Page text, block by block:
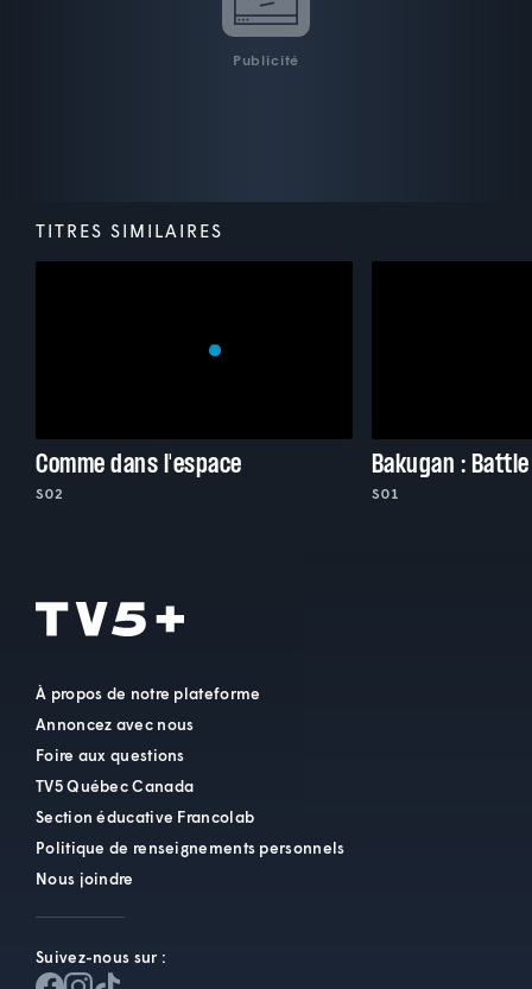
Publicité
TITRES SIMILAIRES
Comme dans l'espace
S02
Bakugan :
S01
À propos de notre plateforme
Annoncez avec nous
Foire aux questions
TV5 Québec Canada
Section éducative Francolab
Politique de renseignements personnels
Nous joindre
Suivez-nous sur :